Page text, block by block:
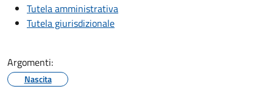
Tutela amministrativa
Tutela giurisdizionale
Argomenti:
Nascita